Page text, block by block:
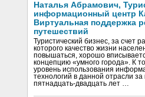
Наталья Абрамович,
информационный центр
Виртуальная поддержка
путешествий
Туристический бизнес, за счет
которого качество жизни
повышаться, хорошо
концепцию «умного города». К
уровень использования
технологий в данной отрасли за
пятнадцать-двадцать лет …